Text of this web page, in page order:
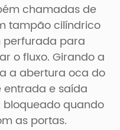
chamadas de
tampão cilíndrico
perfurada para
o fluxo. Girando a
a abertura oca do
e saída
bloqueado quando
as portas.